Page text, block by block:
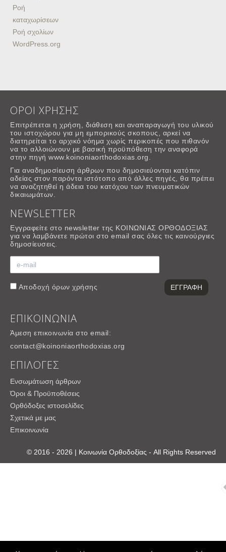
Ροή
καταχωρίσεων
Ροή σχολίων
WordPress.org
ΟΡΟΙ ΧΡΗΣΗΣ
Επιτρέπεται η χρήση, διάθεση και αναπαραγωγή του υλικού
του ιστοχώρου για μη εμπορικούς σκοπους, αρκεί να
διατηρείται το αρχικό νόημα χωρίς περικοπές που πιθανόν
να το αλλοιώνουν με βασική προϋπόθεση την αναφορά
στην πηγή www.koinoniaorthodoxias.org.
Για αναδημοσίευση άρθρων που δημοσιεύονται κατόπιν
αδείας στον παρόντα ιστότοπο από άλλες πηγές, θα πρέπει
να αναζητηθεί η άδεια του κατόχου των πνευματικών
δικαιωμάτων.
NEWSLETTER
Εγγραφείτε στο newsletter της ΚΟΙΝΩΝΙΑΣ ΟΡΘΟΔΟΞΙΑΣ
για να λαμβάνετε πρώτοι στο email σας όλες τις καινούργιες
δημοσίευσεις.
Αποδοχή όρων χρήσης
ΕΠΙΚΟΙΝΩΝΙΑ
Άμεση επικοινωνία στο email:
contact@koinoniaorthodoxias.org
ΕΠΙΛΟΓΕΣ
Ενσωμάτωση άρθρων
Όροι & Προϋποθέσεις
Ορθόδοξες ιστοσελίδες
Σχετικά με μας
Επικοινωνία
© 2016 - 2026 | Κοινωνία Ορθοδοξίας - All Rights Reserved